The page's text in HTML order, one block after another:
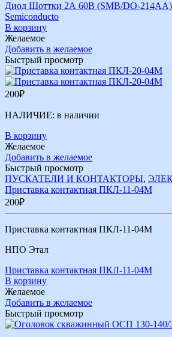
Диод Шоттки 2А 60В (SMB/DO-214AA)
Semiconducto
В корзину
Желаемое
Добавить в желаемое
Быстрый просмотр
200₽
НАЛИЧИЕ: в наличии
В корзину
Желаемое
Добавить в желаемое
Быстрый просмотр
ПУСКАТЕЛИ И КОНТАКТОРЫ,
Приставка контактная ПКЛ-11-04М
200₽
Приставка контактная ПКЛ-11-04М
НПО Этал
Приставка контактная ПКЛ-11-04М
В корзину
Желаемое
Добавить в желаемое
Быстрый просмотр